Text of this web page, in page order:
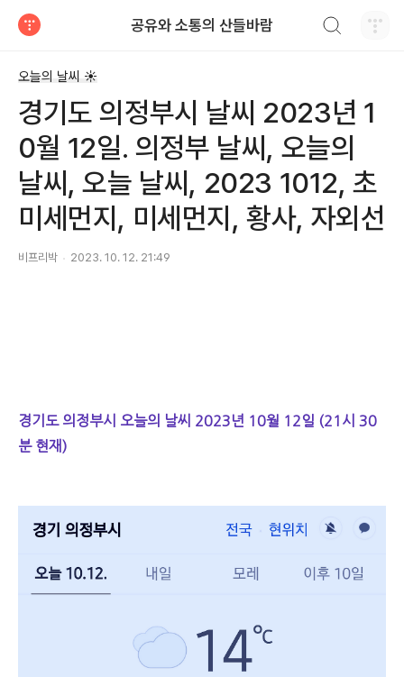
공유와 소통의 산들바람
오늘의 날씨 ☀
경기도 의정부시 날씨 2023년 1
0월 12일. 의정부 날씨, 오늘의
날씨, 오늘 날씨, 2023 1012, 초
미세먼지, 미세먼지, 황사, 자외선
비프리박 2023. 10. 12. 21:49
경기도 의정부시 오늘의 날씨 2023년 10월 12일 (21시 30
분 현재)